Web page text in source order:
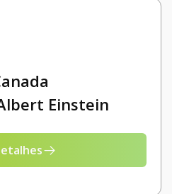
Einstein